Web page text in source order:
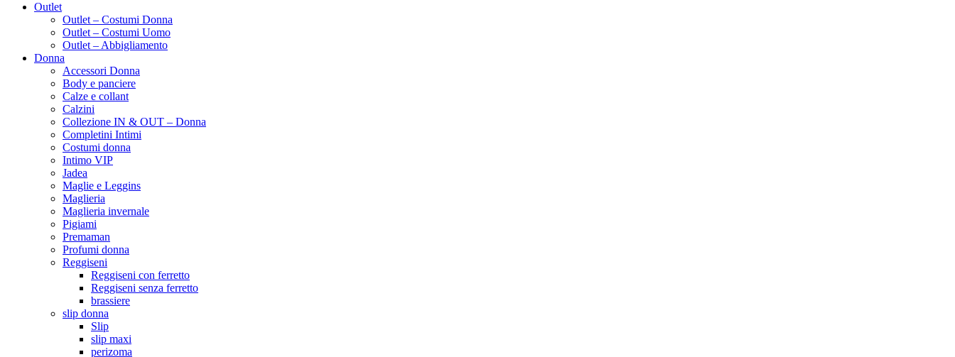
Outlet
Outlet – Costumi Donna
Outlet – Costumi Uomo
Outlet – Abbigliamento
Donna
Accessori Donna
Body e panciere
Calze e collant
Calzini
Collezione IN & OUT – Donna
Completini Intimi
Costumi donna
Intimo VIP
Jadea
Maglie e Leggins
Maglieria
Maglieria invernale
Pigiami
Premaman
Profumi donna
Reggiseni
Reggiseni con ferretto
Reggiseni senza ferretto
brassiere
slip donna
Slip
slip maxi
perizoma